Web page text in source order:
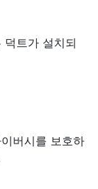
트가 설치되
버시를 보호하